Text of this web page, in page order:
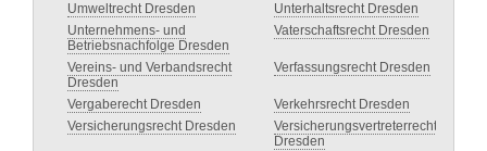
Umweltrecht Dresden
Unterhaltsrecht Dresden
Unternehmens- und
Betriebsnachfolge Dresden
Vaterschaftsrecht Dresden
Vereins- und Verbandsrecht
Dresden
Verfassungsrecht Dresden
Vergaberecht Dresden
Verkehrsrecht Dresden
Versicherungsrecht Dresden
Versicherungsvertreterrecht
Dresden